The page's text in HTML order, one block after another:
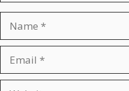
m
a